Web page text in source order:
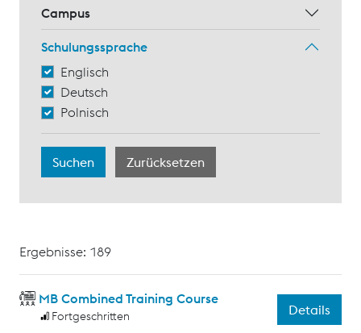
Campus
Schulungssprache
Englisch
Deutsch
Polnisch
Ergebnisse: 189
MB Combined Training Course
Fortgeschritten Details